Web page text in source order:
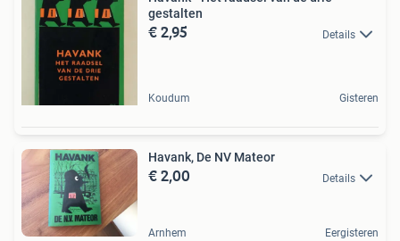
gestalten
€ 2,95 Details
Koudum Gisteren
Havank, De NV Mateor
€ 2,00 Details
Arnhem Eergisteren